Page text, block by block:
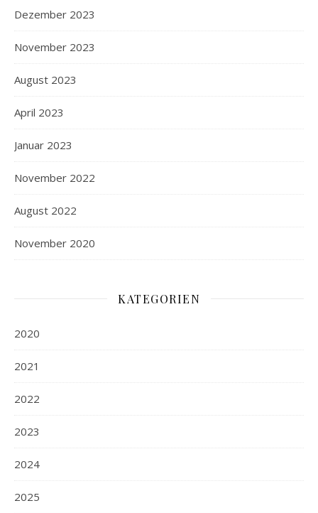
Dezember 2023
November 2023
August 2023
April 2023
Januar 2023
November 2022
August 2022
November 2020
KATEGORIEN
2020
2021
2022
2023
2024
2025